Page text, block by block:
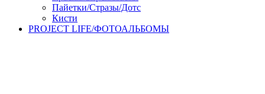
Пайетки/Стразы/Дотс
Кисти
PROJECT LIFE/ФОТОАЛЬБОМЫ